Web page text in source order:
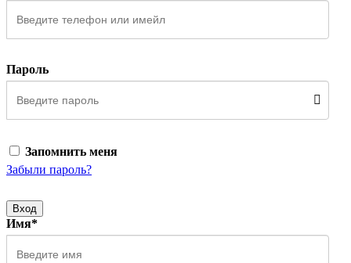
Пароль
Запомнить меня
Забыли пароль?
Вход
Имя*